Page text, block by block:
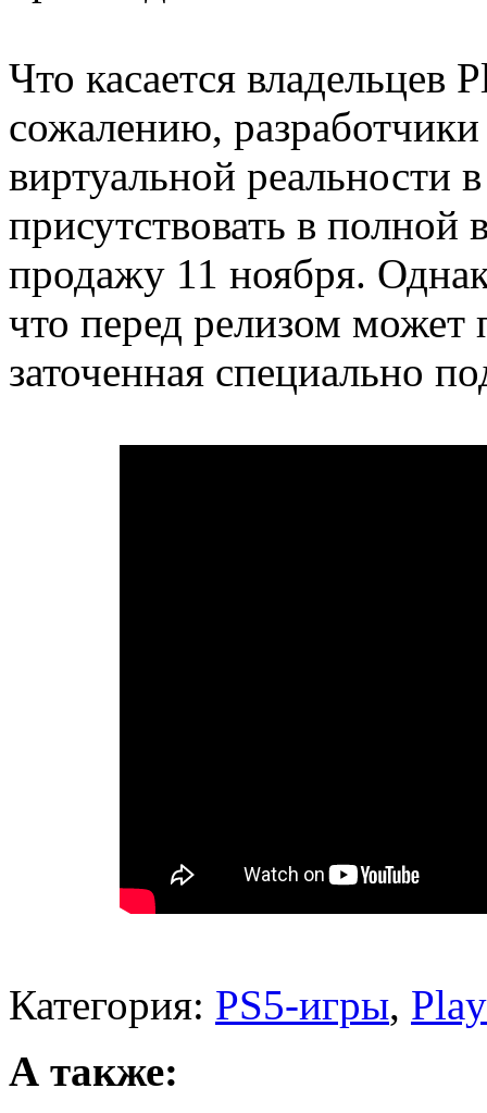
Что касается владельцев
сожалению,
виртуальной реальности
присутствовать в полной
продажу 11 ноября.
что перед релизом может
заточенная специально
Категория: PS5-игры,
А также: